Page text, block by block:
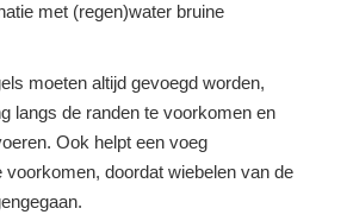
met (regen)water bruine
moeten altijd gevoegd worden,
langs de randen te voorkomen en
Ook helpt een voeg
doordat wiebelen van de